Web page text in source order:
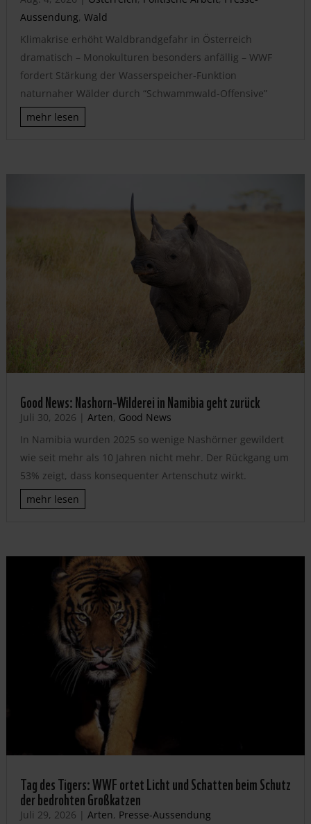
Aussendung, Wald
Klimakrise erhöht Waldbrandgefahr in Österreich
dramatisch – Monokulturen besonders anfällig – WWF
fordert Stärkung der Wasserspeicher-Funktion
naturnaher Wälder durch “Schwammwald-Offensive”
mehr lesen
Good News: Nashorn-Wilderei in Namibia geht zurück
Juli 30, 2026 | Arten, Good News
In Namibia wurden 2025 so wenige Nashörner gewildert
wie seit mehr als 10 Jahren nicht mehr. Der Rückgang um
53% zeigt, dass konsequenter Artenschutz wirkt.
mehr lesen
Tag des Tigers: WWF ortet Licht und Schatten beim Schutz
der bedrohten Großkatzen
Juli 29, 2026 | Arten, Presse-Aussendung